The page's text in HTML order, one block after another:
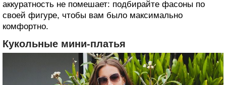
аккуратность не помешает: подбирайте фасоны по
своей фигуре, чтобы вам было максимально
комфортно.
Кукольные мини-платья